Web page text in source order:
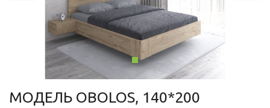
МОДЕЛЬ OBOLOS, 140*200